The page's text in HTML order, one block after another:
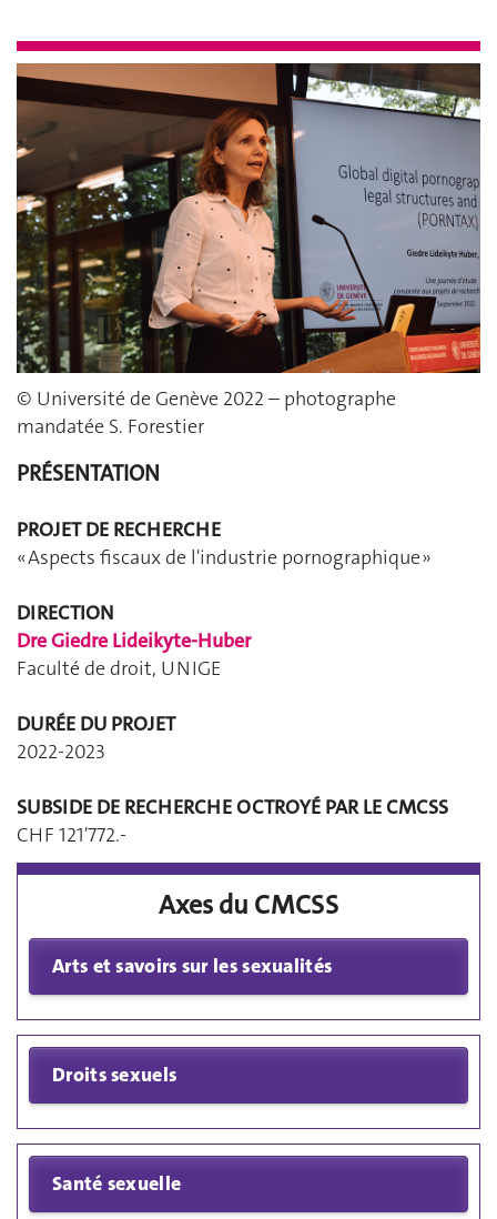
© Université de Genève 2022 – photographe
mandatée S. Forestier
PRÉSENTATION
PROJET DE RECHERCHE
« Aspects fiscaux de l'industrie pornographique »
DIRECTION
Dre Giedre Lideikyte-Huber
Faculté de droit, UNIGE
DURÉE DU PROJET
2022-2023
SUBSIDE DE RECHERCHE OCTROYÉ PAR LE CMCSS
CHF 121'772.-
Axes du CMCSS